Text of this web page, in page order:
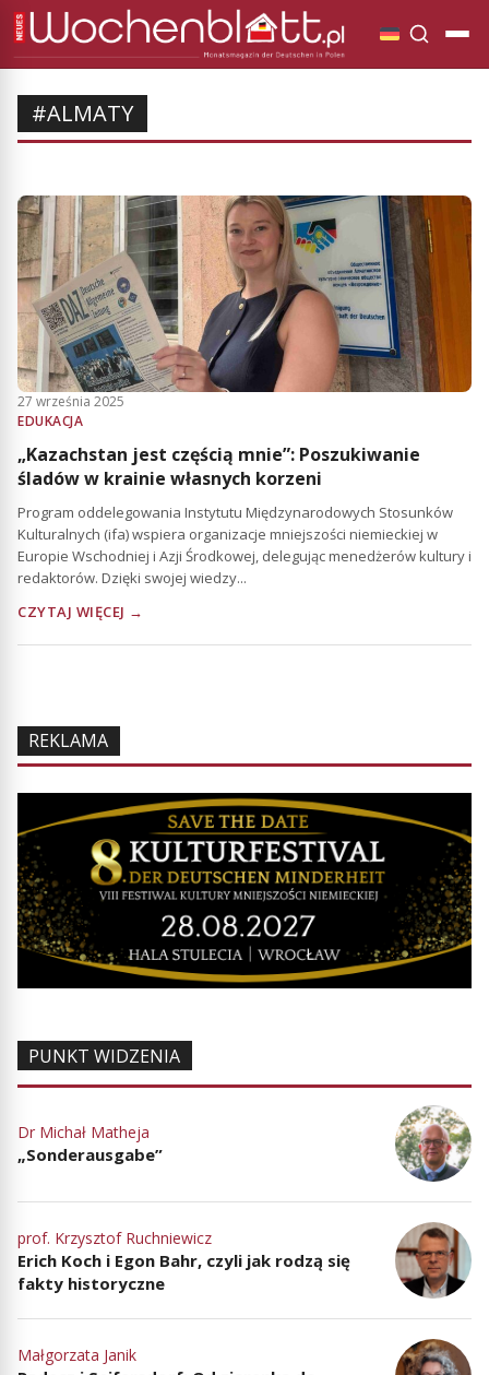
#ALMATY
27 września 2025
EDUKACJA
„Kazachstan jest częścią mnie”: Poszukiwanie
śladów w krainie własnych korzeni
Program oddelegowania Instytutu Międzynarodowych Stosunków
Kulturalnych (ifa) wspiera organizacje mniejszości niemieckiej w
Europie Wschodniej i Azji Środkowej, delegując menedżerów kultury i
redaktorów. Dzięki swojej wiedzy...
CZYTAJ WIĘCEJ →
REKLAMA
PUNKT WIDZENIA
Dr Michał Matheja
„Sonderausgabe”
prof. Krzysztof Ruchniewicz
Erich Koch i Egon Bahr, czyli jak rodzą się
fakty historyczne
Małgorzata Janik